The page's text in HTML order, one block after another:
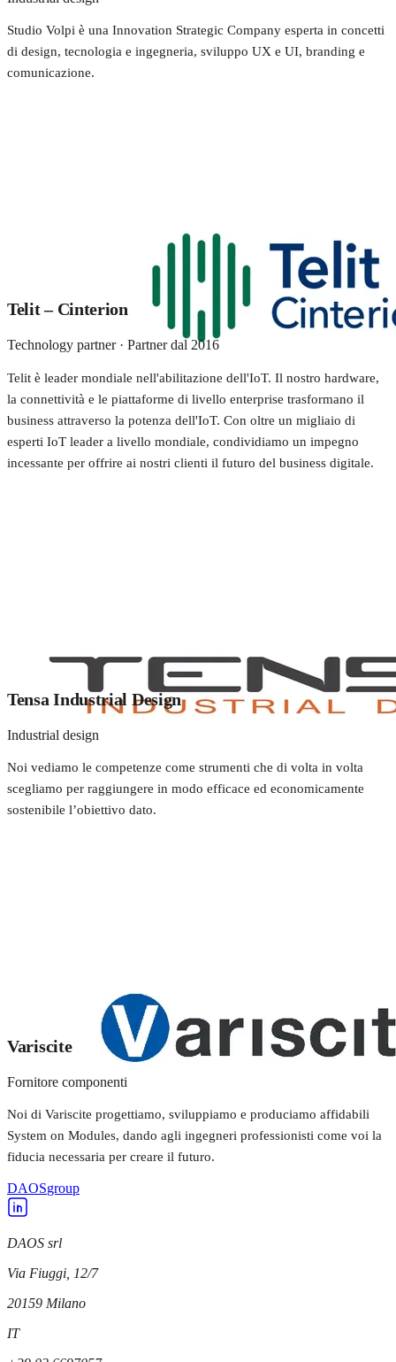
Studio Volpi è una Innovation Strategic Company esperta in concetti
di design, tecnologia e ingegneria, sviluppo UX e UI, branding e
comunicazione.
Telit – Cinterion
Technology partner · Partner dal 2016
Telit è leader mondiale nell'abilitazione dell'IoT. Il nostro hardware,
la connettività e le piattaforme di livello enterprise trasformano il
business attraverso la potenza dell'IoT. Con oltre un migliaio di
esperti IoT leader a livello mondiale, condividiamo un impegno
incessante per offrire ai nostri clienti il futuro del business digitale.
Tensa Industrial Design
Industrial design
Noi vediamo le competenze come strumenti che di volta in volta
scegliamo per raggiungere in modo efficace ed economicamente
sostenibile l’obiettivo dato.
Variscite
Fornitore componenti
Noi di Variscite progettiamo, sviluppiamo e produciamo affidabili
System on Modules, dando agli ingegneri professionisti come voi la
fiducia necessaria per creare il futuro.
DAOSgroup
DAOS srl
Via Fiuggi, 12/7
20159 Milano
IT